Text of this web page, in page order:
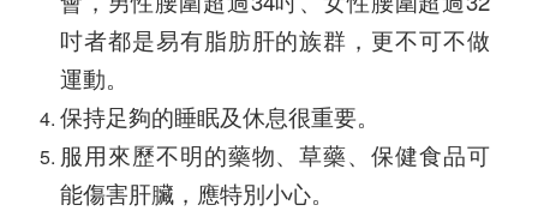
吋者都是易有脂肪肝的族群，更不可不做
運動。
保持足夠的睡眠及休息很重要。
服用來歷不明的藥物、草藥、保健食品可
能傷害肝臟，應特別小心。